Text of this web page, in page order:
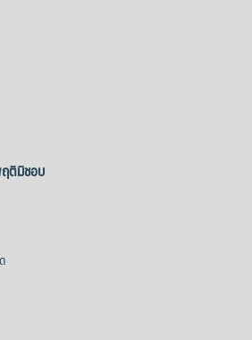
ติมิชอบ